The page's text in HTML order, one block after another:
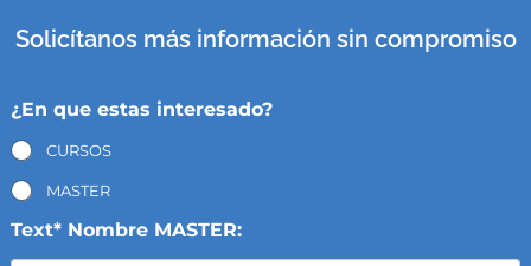
Solicítanos más información sin compromiso
¿En que estas interesado?
CURSOS
MASTER
Text* Nombre MASTER: